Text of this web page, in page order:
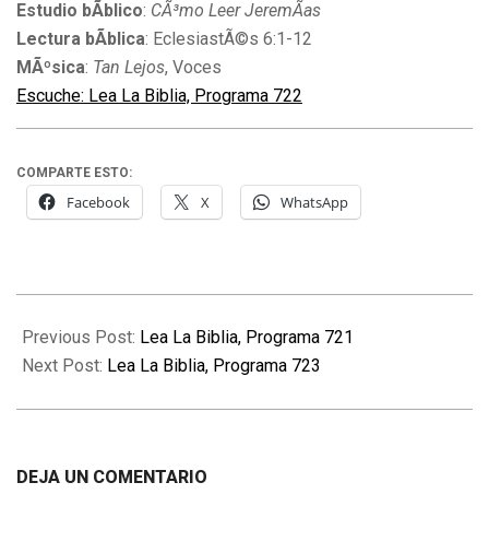
Estudio bÃ­blico: CÃ³mo Leer JeremÃ­as
Lectura bÃ­blica: EclesiastÃ©s 6:1-12
MÃºsica: Tan Lejos, Voces
Escuche: Lea La Biblia, Programa 722
COMPARTE ESTO:
Facebook X WhatsApp
11-
23
Previous Post: Lea La Biblia, Programa 721
Next Post: Lea La Biblia, Programa 723
DEJA UN COMENTARIO